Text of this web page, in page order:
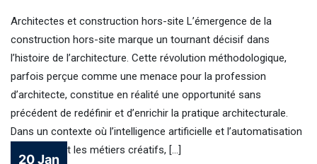
Architectes et construction hors-site L’émergence de la
construction hors-site marque un tournant décisif dans
l’histoire de l’architecture. Cette révolution méthodologique,
parfois perçue comme une menace pour la profession
d’architecte, constitue en réalité une opportunité sans
précédent de redéfinir et d’enrichir la pratique architecturale.
Dans un contexte où l’intelligence artificielle et l’automatisation
bouleversent les métiers créatifs, […]
20 Jan